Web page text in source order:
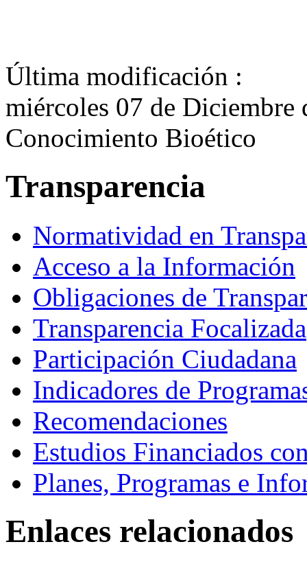
Última modificación :
miércoles 07 de
Conocimiento Bioético
Transparencia
Normatividad en
Acceso a la Información
Obligaciones de
Transparencia Focalizada
Participación Ciudadana
Indicadores de
Recomendaciones
Estudios Financiados
Planes, Programas e
Enlaces relacionados